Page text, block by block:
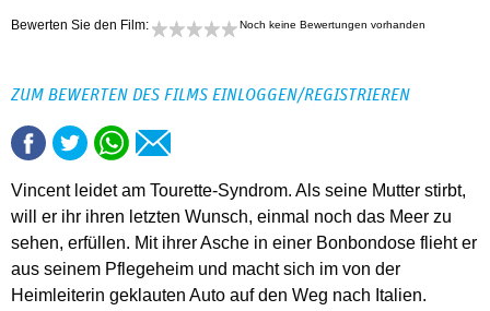
Bewerten Sie den Film: Noch keine Bewertungen vorhanden
ZUM BEWERTEN DES FILMS EINLOGGEN/REGISTRIEREN
Vincent leidet am Tourette-Syndrom. Als seine Mutter stirbt,
will er ihr ihren letzten Wunsch, einmal noch das Meer zu
sehen, erfüllen. Mit ihrer Asche in einer Bonbondose flieht er
aus seinem Pflegeheim und macht sich im von der
Heimleiterin geklauten Auto auf den Weg nach Italien.